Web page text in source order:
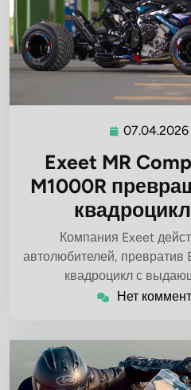
07.04.2026
Exeet MR
M1000R
Компания Exeet
автолюбителей,
квадроцикл с
Нет